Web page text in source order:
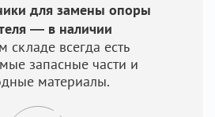
для замены опоры
— в наличии
складе всегда есть
запасные части и
материалы.